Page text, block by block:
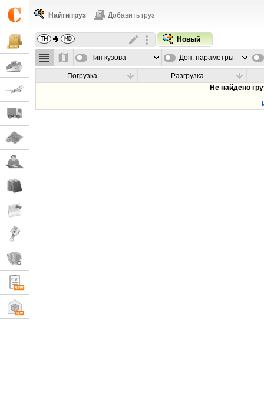
Найти груз Добавить груз
Новый
Тип кузова Доп. параметры
Погрузка
Разгрузка
Не найдено